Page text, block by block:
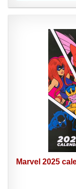
Marvel 2025